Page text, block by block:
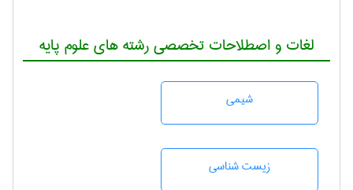
لغات و اصطلاحات تخصصی رشته های علوم پایه
شيمی
زيست شناسی